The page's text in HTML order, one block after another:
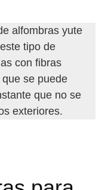
alfombras yute
tipo de
con fibras
se puede
que no se
exteriores.